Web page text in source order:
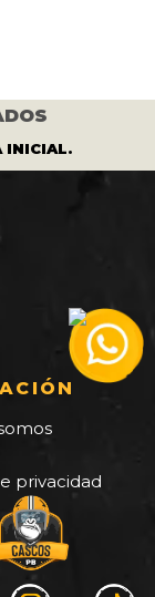
INICIAL.
privacidad